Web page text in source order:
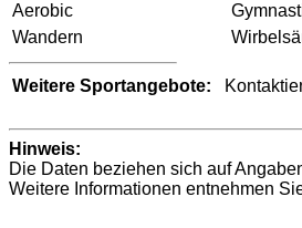
Aerobic
Wandern
Weitere Sportangebote:
Hinweis:
Die Daten beziehen sich auf
Weitere Informationen entnehmen